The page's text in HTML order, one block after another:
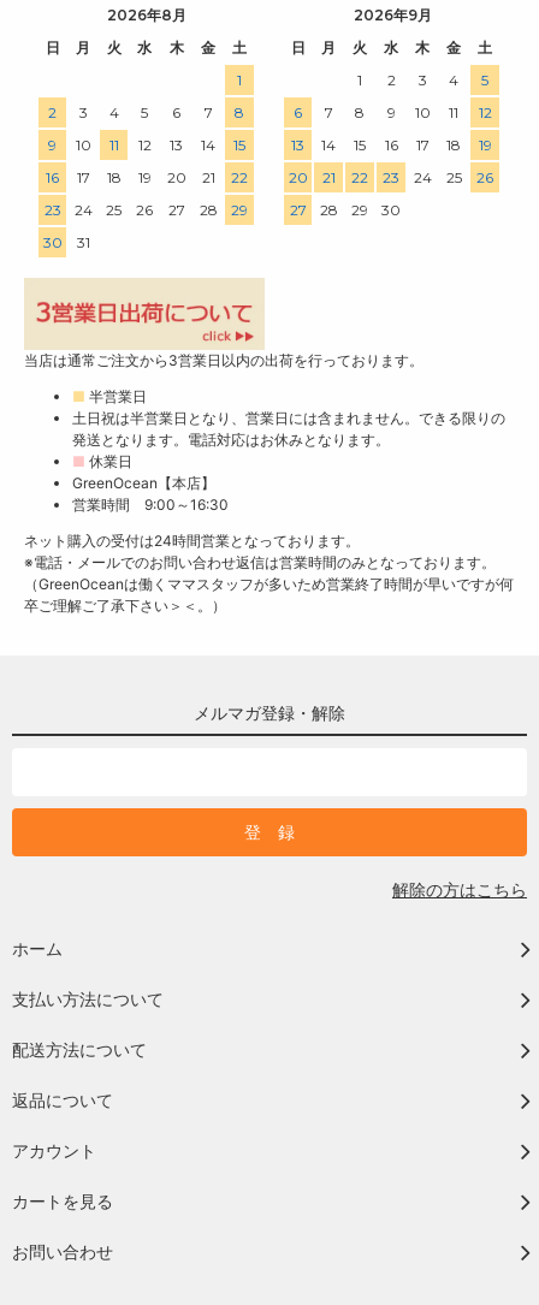
2026年8月
日
月 火 水 木 金
土
1
2
3 4 5 6 7
8
9
10 11 12 13 14
15
16
17 18 19 20 21
22
23
24 25 26 27 28
29
30
31
2026年9月
日
月 火 水 木 金
土
1
2 3 4
5
6
7 8 9 10 11
12
13
14 15 16 17 18
19
20
21 22 23 24 25
26
27
28 29 30
当店は通常ご注文から3営業日以内の出荷を行っております。
■ 半営業日
土日祝は半営業日となり、営業日には含まれません。できる限りの
発送となります。電話対応はお休みとなります。
■ 休業日
GreenOcean【本店】
営業時間 9:00～16:30
ネット購入の受付は24時間営業となっております。
※電話・メールでのお問い合わせ返信は営業時間のみとなっております。
（GreenOceanは働くママスタッフが多いため営業終了時間が早いですが何
卒ご理解ご了承下さい＞＜。）
メルマガ登録・解除
解除の方はこちら
ホーム
支払い方法について
配送方法について
返品について
アカウント
カートを見る
お問い合わせ